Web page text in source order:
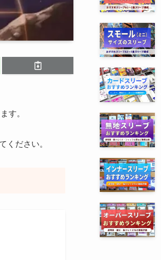
す。
ください。